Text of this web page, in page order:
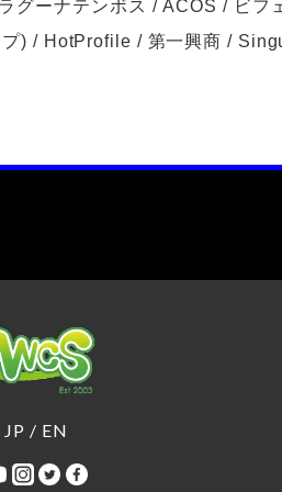
ーナテンボス / ACOS / ビフ
) / HotProfile / 第一興商 /
JP / EN